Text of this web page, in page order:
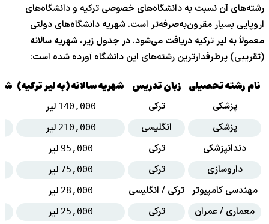
رشته‌های آن نسبت به دانشگاه‌های خصوصی ترکیه و دانشگاه‌های
اروپایی بسیار مقرون‌به‌صرفه‌تر است. شهریه دانشگاه‌های دولتی
معمولاً به لیر ترکیه دریافت می‌شود. در جدول زیر، شهریه سالانه
(تقریبی) پرطرفدارترین رشته‌های این دانشگاه آورده شده است:
نام رشته تحصیلی زبان تدریس شهریه سالانه (به لیر ترکیه)
پزشکی ترکی 140,000 لیر
پزشکی
انگلیسی 210,000 لیر
دندانپزشکی
ترکی 95,000 لیر
داروسازی
ترکی 75,000 لیر
مهندسی کامپیوتر ترکی / انگلیسی 28,000 لیر
معماری / عمران
ترکی 25,000 لیر